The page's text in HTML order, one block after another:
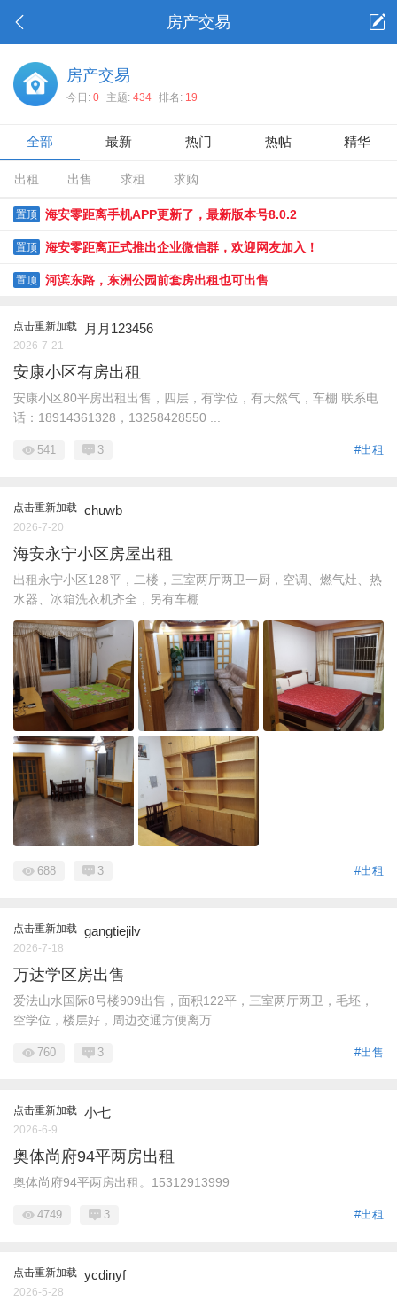
房产交易
房产交易
今日: 0 主题: 434 排名: 19
全部 最新 热门 热帖 精华
出租 出售 求租 求购
置顶 海安零距离手机APP更新了，最新版本号8.0.2
置顶 海安零距离正式推出企业微信群，欢迎网友加入！
置顶 河滨东路，东洲公园前套房出租也可出售
点击重新加载 月月123456
2026-7-21
安康小区有房出租
安康小区80平房出租出售，四层，有学位，有天然气，车棚 联系电
话：18914361328，13258428550 ...
#出租
541 3
点击重新加载 chuwb
2026-7-20
海安永宁小区房屋出租
出租永宁小区128平，二楼，三室两厅两卫一厨，空调、燃气灶、热
水器、冰箱洗衣机齐全，另有车棚 ...
#出租
688 3
点击重新加载 gangtiejilv
2026-7-18
万达学区房出售
爱法山水国际8号楼909出售，面积122平，三室两厅两卫，毛坯，
空学位，楼层好，周边交通方便离万 ...
#出售
760 3
点击重新加载 小七
2026-6-9
奥体尚府94平两房出租
奥体尚府94平两房出租。15312913999
#出租
4749 3
点击重新加载 ycdinyf
2026-5-28